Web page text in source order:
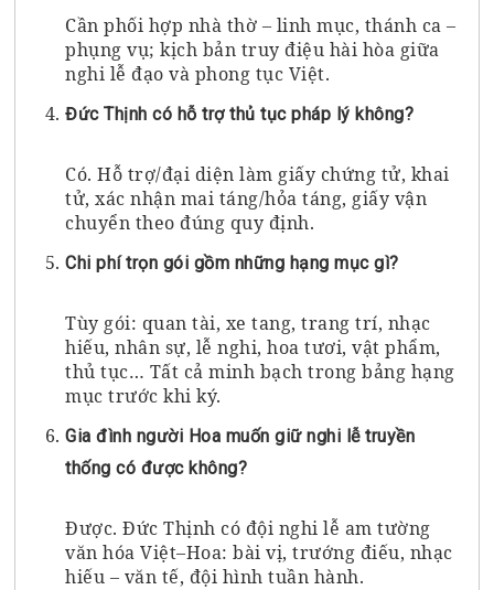
Cần phối hợp nhà thờ – linh mục, thánh ca –
phụng vụ; kịch bản truy điệu hài hòa giữa
nghi lễ đạo và phong tục Việt.
Đức Thịnh có hỗ trợ thủ tục pháp lý không?
Có. Hỗ trợ/đại diện làm giấy chứng tử, khai
tử, xác nhận mai táng/hỏa táng, giấy vận
chuyển theo đúng quy định.
Chi phí trọn gói gồm những hạng mục gì?
Tùy gói: quan tài, xe tang, trang trí, nhạc
hiếu, nhân sự, lễ nghi, hoa tươi, vật phẩm,
thủ tục… Tất cả minh bạch trong bảng hạng
mục trước khi ký.
Gia đình người Hoa muốn giữ nghi lễ truyền
thống có được không?
Được. Đức Thịnh có đội nghi lễ am tường
văn hóa Việt–Hoa: bài vị, trướng điếu, nhạc
hiếu – văn tế, đội hình tuần hành.